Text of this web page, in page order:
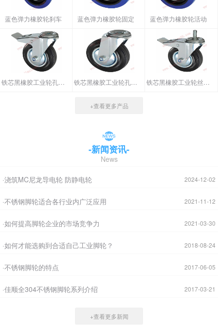
蓝色弹力橡胶轮刹车 蓝色弹力橡胶轮固定 蓝色弹力橡胶轮活动
铁芯黑橡胶工业轮孔顶刹车 铁芯黑橡胶工业轮孔顶活动 铁芯黑橡胶工业轮丝杆刹车
+查看更多产品
-新闻资讯-
News
2024-12-02
·浇筑MC尼龙导电轮 防静电轮
2021-11-12
·不锈钢脚轮适合各行业内广泛应用
2021-03-30
·如何提高脚轮企业的市场竞争力
2018-08-24
·如何才能选购到合适自己工业脚轮？
2017-06-05
·不锈钢脚轮的特点
2017-03-21
·佳顺全304不锈钢脚轮系列介绍
+查看更多新闻